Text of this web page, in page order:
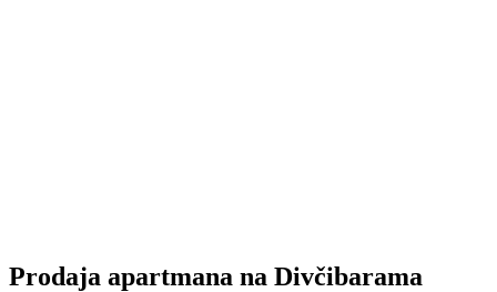
Prodaja apartmana na Divčibarama